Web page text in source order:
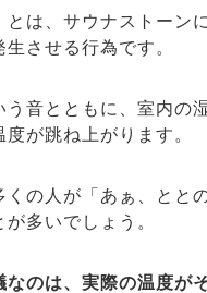
とは、サウナストーン
させる行為です。
う音とともに、室内の
度が跳ね上がります。
くの人が「あぁ、とと
多いでしょう。
なのは、実際の温度が